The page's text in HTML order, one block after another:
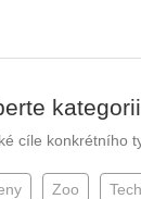
kategorii
cíle konkrétního
Zoo